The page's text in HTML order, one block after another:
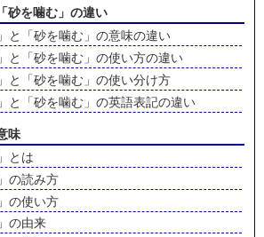
砂を噛む」の違い
と「砂を噛む」の意味の違い
と「砂を噛む」の使い方の違い
と「砂を噛む」の使い分け方
と「砂を噛む」の英語表記の違い
味
とは
の読み方
の使い方
の由来